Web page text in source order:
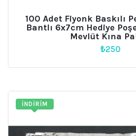
100 Adet Fiyonk Baskılı
Bantlı 6x7cm Hediye
Mevlüt Kına
₺250
İNDIRIM